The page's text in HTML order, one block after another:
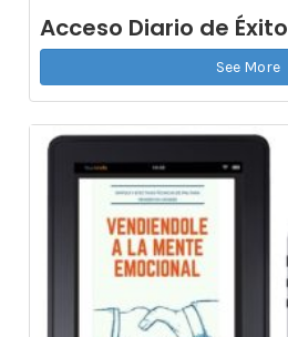
Acceso Diario de Éxito
See More